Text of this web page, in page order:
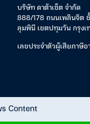
บริษัท ดาต้าเซ็ต จำกัด
888/178 ถนนเพลินจิต
ลุมพินี เขตปทุมวัน กรุง
เลขประจำตัวผู้เสียภาษี
Content